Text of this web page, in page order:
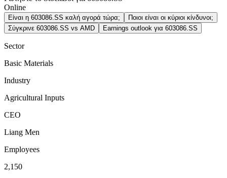
Online
Είναι η 603086.SS καλή αγορά τώρα;
Ποιοι είναι οι κύριοι κίνδυνοι;
Σύγκρινε 603086.SS vs AMD
Earnings outlook για 603086.SS
Sector
Basic Materials
Industry
Agricultural Inputs
CEO
Liang Men
Employees
2,150